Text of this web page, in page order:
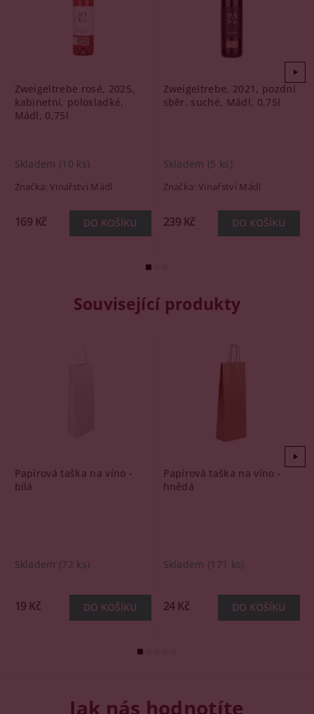
Zweigeltrebe rosé, 2025,
kabinetní, polosladké,
Mádl, 0,75l
Skladem (10 ks)
Značka:Vinařství Mádl
169 Kč
Zweigeltrebe, 2021, pozdní
sběr, suché, Mádl, 0,75l
Skladem (5 ks)
Značka:Vinařství Mádl
239 Kč
Související produkty
Papírová taška na víno -
bílá
Skladem (72 ks)
19 Kč
Papírová taška na víno -
hnědá
Skladem (171 ks)
24 Kč
Jak nás hodnotíte